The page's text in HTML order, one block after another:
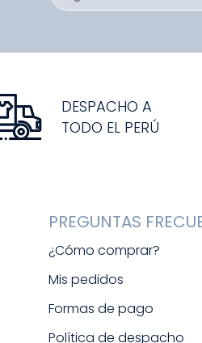
DESPACHO A
TODO EL PERÚ
PREGUNTAS
¿Cómo comprar?
Mis pedidos
Formas de pago
Política de despacho